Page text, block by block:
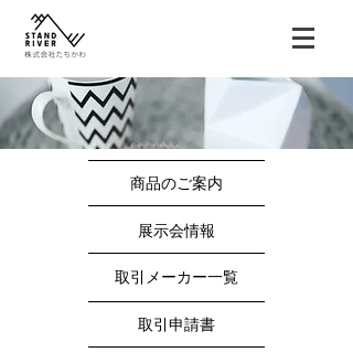
商品のご案内
展示会情報
取引メーカー一覧
取引申請書